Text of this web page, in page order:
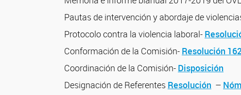
Pautas de intervención y abordaje de
Protocolo contra la violencia laboral-
Conformación de la Comisión- Resolución
Coordinación de la Comisión- Disposición
Designación de Referentes Resolución –